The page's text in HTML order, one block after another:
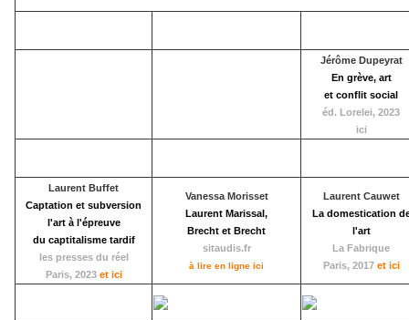
Jérôme Dupeyrat
En grève, art
et conflit social
éd. Lorelei, 2023
ici
Laurent Buffet
Captation et subversion
l'art à l'épreuve
du captitalisme tardif
les presses du réel
Paris, 2023 et ici
Vanessa Morisset
Laurent Marissal,
Brecht et Brecht
sitaudis.fr
à lire en ligne ici
Laurent Cauwet
La domestication
l'art
La Fabrique
Paris, 2017 et ici